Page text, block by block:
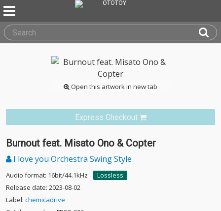
Open this artwork in new tab
Express Checkout
Burnout feat. Misato Ono & Copter
I love you Orchestra Swing Style
Audio format: 16bit/44.1kHz
Lossless
Release date: 2023-08-02
Label: chemicadrive